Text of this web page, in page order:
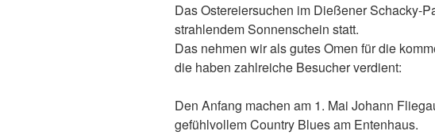
Das Ostereiersuchen im Dießener Schacky-
strahlendem Sonnenschein statt.
Das nehmen wir als gutes Omen für die
die haben zahlreiche Besucher verdient:
Den Anfang machen am 1. Mai Johann
gefühlvollem Country Blues am Entenhaus.